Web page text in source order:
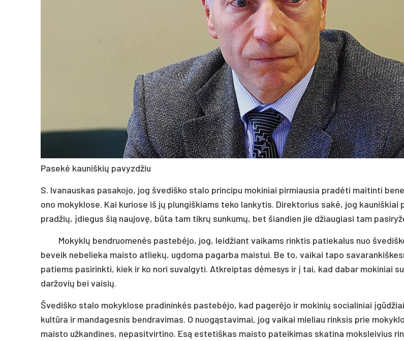
Pa­sekė kau­niš­kių pa­vyzd­žiu
S. Iva­naus­kas pa­sa­ko­jo, jog šve­diš­ko sta­lo prin­ci­pu mo­ki­niai pir­miau­sia pra­dėti mai­tin­ti
o­no mo­kyk­lo­se. Kai ku­rio­se iš jų plun­giš­kiams te­ko lan­ky­tis. Di­rek­to­rius sakė, jog kau­niš­kiai
pra­džių, įdie­gus šią nau­jovę, būta tam tikrų sun­kumų, bet šian­dien jie džiau­gia­si tam
Mo­kyklų bend­ruo­menės pa­stebė­jo, jog, leid­žiant vai­kams rink­tis pa­tie­ka­lus nuo
be­veik ne­be­lie­ka mais­to at­liekų, ug­do­ma pa­gar­ba mais­tui. Be to, vai­kai ta­po
pa­tiems pa­si­rink­ti, kiek ir ko no­ri su­val­gy­ti. Atk­reip­tas dėme­sys ir į tai, kad da­bar mo­ki­niai
dar­žo­vių bei vai­sių.
Šve­diš­ko sta­lo mo­kyk­lo­se pra­di­ninkės pa­stebė­jo, kad pa­gerė­jo ir mo­ki­nių so­cia­li­niai
kultū­ra ir man­da­ges­nis bend­ra­vi­mas. O nuo­gąsta­vi­mai, jog vai­kai mie­liau rink­sis prie
mais­to už­kan­di­nes, ne­pa­sit­vir­ti­no. Esą es­te­tiš­kas mais­to pa­tei­ki­mas ska­ti­na moks­lei­vius